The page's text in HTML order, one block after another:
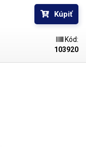
Kúpiť
Kód:
103920